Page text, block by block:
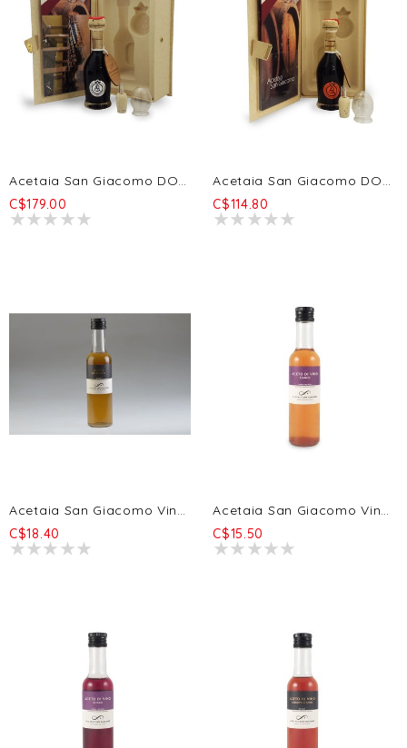
Acetaia San Giacomo DOP Argento - 20 Ans 100ml
C$179.00
Acetaia San Giacomo DOP Aragosta - 12a 100ml
C$114.80
Acetaia San Giacomo Vinaigre De Bière Artisanal ( Ale Birra Forte Belge Audace - 32 Via Dei Birrai) 250ml
C$18.40
Acetaia San Giacomo Vinaigre De Vin Blanc Bio 250ml
C$15.50